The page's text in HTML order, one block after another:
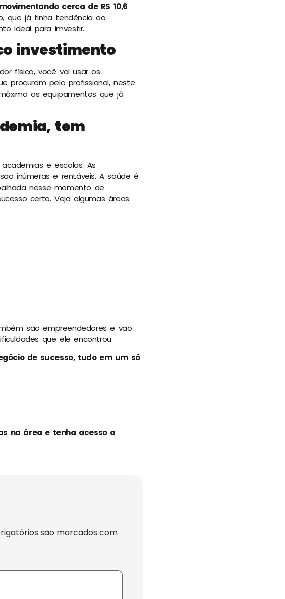
cerca de R$ 10,6
que já tinha tendência ao
ideal para imvestir.
investimento
físico, você vai usar os
procuram pelo profissional, neste
os equipamentos que já
tem
e escolas. As
inúmeras e rentáveis. A saúde é
nesse momento de
certo. Veja algumas áreas:
são empreendedores e vão
que ele encontrou.
de sucesso, tudo em um só
na área e tenha acesso a
são marcados com